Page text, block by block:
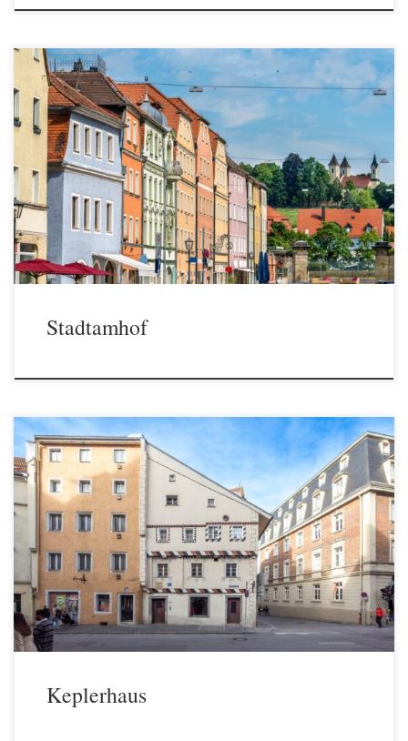
Stadtamhof, ein historischer Stadtteil Regensburgs mit
atemberaubender Lage und charmanter Ausstrahlung.
Stadtamhof
Einzigartige Einblicke in das Leben des Johannes Kepler im
authentisch restaurierten Sterbehaus des berühmten Astronomen
Keplerhaus